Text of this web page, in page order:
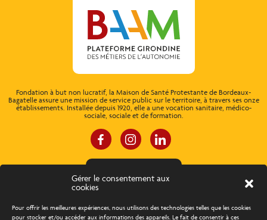
Gérer le consentement aux
cookies
Pour offrir les meilleures expériences, nous utilisons des technologies telles que les cookies
pour stocker et/ou accéder aux informations des appareils. Le fait de consentir à ces
Fondation à but non lucratif, la Maison de Santé Protestante de Bordeaux-
Bagatelle assure une mission de service public sur le territoire, à travers ses onze
établissements. Installée depuis 1920, elle a une vocation sanitaire, médico-
sociale, sociale et de formation.
À propos Concours d’éloquence